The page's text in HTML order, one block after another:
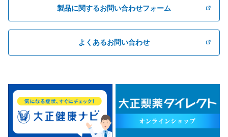
製品に関するお問い合わせフォーム
よくあるお問い合わせ